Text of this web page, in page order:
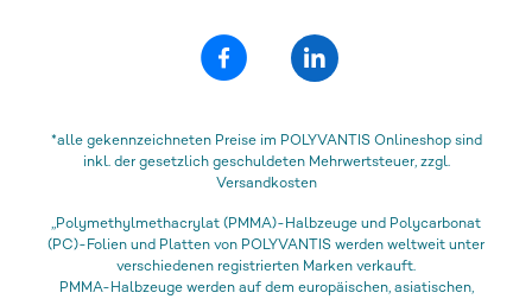
*alle gekennzeichneten Preise im POLYVANTIS Onlineshop sind
inkl. der gesetzlich geschuldeten Mehrwertsteuer, zzgl.
Versandkosten
„Polymethylmethacrylat (PMMA)-Halbzeuge und Polycarbonat
(PC)-Folien und Platten von POLYVANTIS werden weltweit unter
verschiedenen registrierten Marken verkauft.
PMMA-Halbzeuge werden auf dem europäischen, asiatischen,